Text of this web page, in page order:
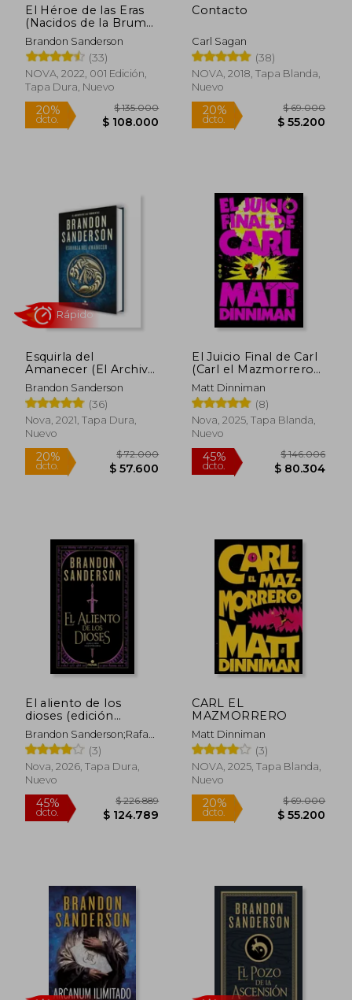
El Héroe de las Eras
(Nacidos de la Bruma-
Mistborn [Edición
Ilustrada] 3)
Brandon Sanderson
(33)
NOVA, 2022, 001 Edición,
Tapa Dura, Nuevo
20%
Contacto
Carl Sagan
(38)
NOVA, 2018, Tapa Blanda,
Nuevo
20%
Esquirla del
Amanecer (El Archivo
de las Tormentas)
Brandon Sanderson
(36)
Nova, 2021, Tapa Dura,
Nuevo
20%
dcto.
Rápido
El Juicio Final de Carl
(Carl el Mazmorrero
2)
Matt Dinniman
(8)
Nova, 2025, Tapa Blanda,
Nuevo
45%
dcto.
El aliento de los
dioses (edición
ilustrada)
Brandon Sanderson;Rafael
Marín Trechera
(3)
Nova, 2026, Tapa Dura,
Nuevo
CARL EL
MAZMORRERO
Matt Dinniman
(3)
NOVA, 2025, Tapa Blanda,
Nuevo